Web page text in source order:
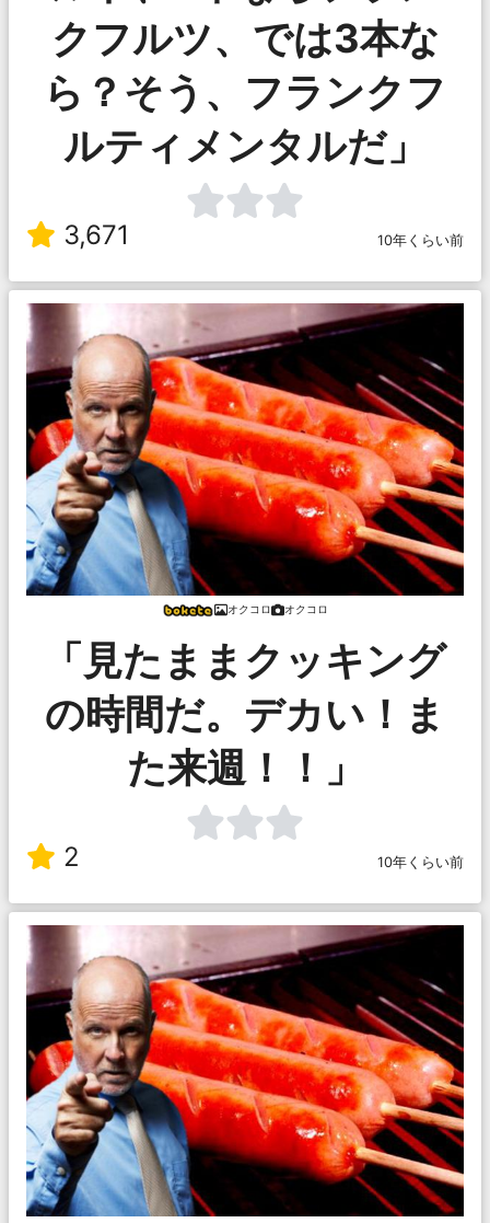
クフルツ、では3本な
ら？そう、フランクフ
ルティメンタルだ」
3,671 10年くらい前
オクコロ オクコロ
「見たままクッキング
の時間だ。デカい！ま
た来週！！」
2 10年くらい前